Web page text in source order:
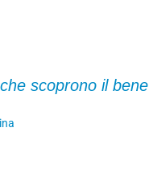
scoprono il bene